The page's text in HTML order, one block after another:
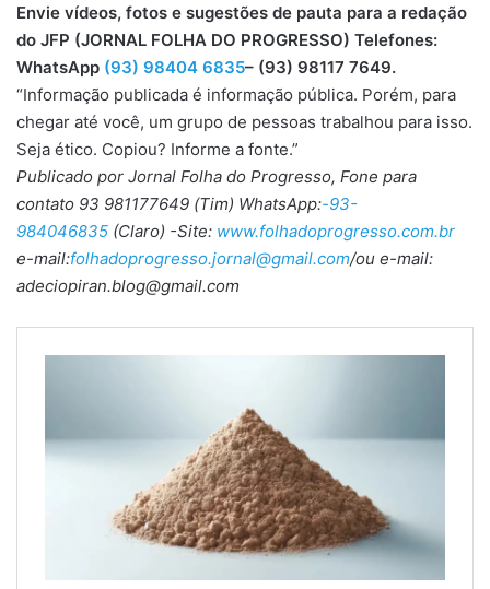
Envie vídeos, fotos e sugestões de pauta para a redação
do JFP (JORNAL FOLHA DO PROGRESSO) Telefones:
WhatsApp (93) 98404 6835– (93) 98117 7649.
“Informação publicada é informação pública. Porém, para
chegar até você, um grupo de pessoas trabalhou para isso.
Seja ético. Copiou? Informe a fonte.”
Publicado por Jornal Folha do Progresso, Fone para
contato 93 981177649 (Tim) WhatsApp:-93-
984046835 (Claro) -Site: www.folhadoprogresso.com.br
e-mail:folhadoprogresso.jornal@gmail.com/ou e-mail:
adeciopiran.blog@gmail.com